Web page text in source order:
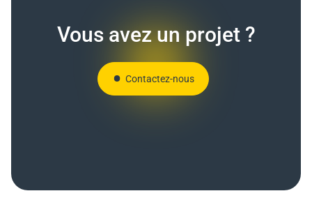
Vous avez un projet ?
Contactez-nous